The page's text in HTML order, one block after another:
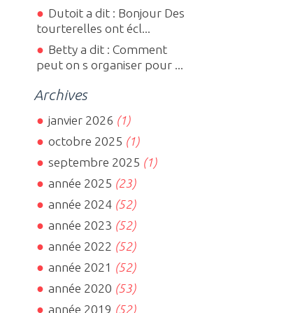
Dutoit a dit : Bonjour Des
tourterelles ont écl...
Betty a dit : Comment
peut on s organiser pour ...
Archives
janvier 2026 (1)
octobre 2025 (1)
septembre 2025 (1)
année 2025 (23)
année 2024(52)
année 2023 (52)
année 2022 (52)
année 2021 (52)
année 2020 (53)
année 2019 (52)